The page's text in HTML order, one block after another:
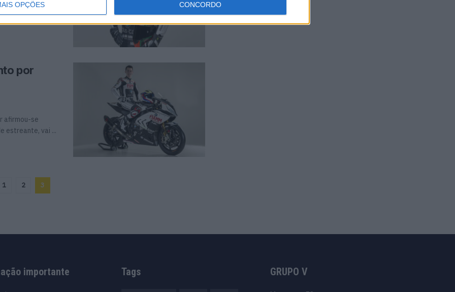
OPÇÕES CONCORDO
Aprilia, Jordi
por
afirmou-se
estreante, vai ...
1 2 3
importante Tags GRUPO V